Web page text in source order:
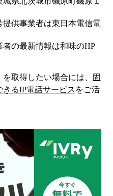
提供事業者は東日本電信電
者の最新情報は和味のHP
を取得したい場合には、
固
きるIP電話サービス をご活